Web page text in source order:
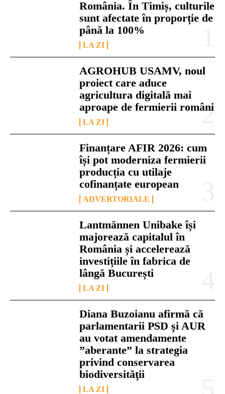
România. În Timiș, culturile
sunt afectate în proporție de
până la 100%
LA ZI
AGROHUB USAMV, noul
proiect care aduce
agricultura digitală mai
aproape de fermierii români
LA ZI
Finanțare AFIR 2026: cum
își pot moderniza fermierii
producția cu utilaje
cofinanțate european
ADVERTORIALE
Lantmännen Unibake își
majorează capitalul în
România și accelerează
investițiile în fabrica de
lângă București
LA ZI
Diana Buzoianu afirmă că
parlamentarii PSD şi AUR
au votat amendamente
”aberante” la strategia
privind conservarea
biodiversităţii
LA ZI